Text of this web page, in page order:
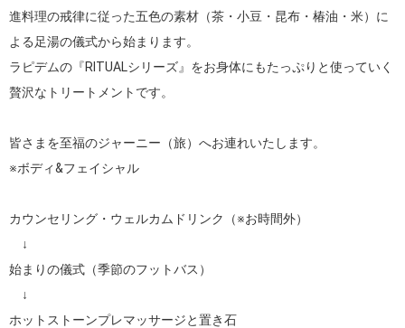
進料理の戒律に従った五色の素材（茶・小豆・昆布・椿油・米）に
よる足湯の儀式から始まります。
ラピデムの『RITUALシリーズ』をお身体にもたっぷりと使っていく
贅沢なトリートメントです。
皆さまを至福のジャーニー（旅）へお連れいたします。
※ボディ&フェイシャル
カウンセリング・ウェルカムドリンク（※お時間外）
↓
始まりの儀式（季節のフットバス）
↓
ホットストーンプレマッサージと置き石